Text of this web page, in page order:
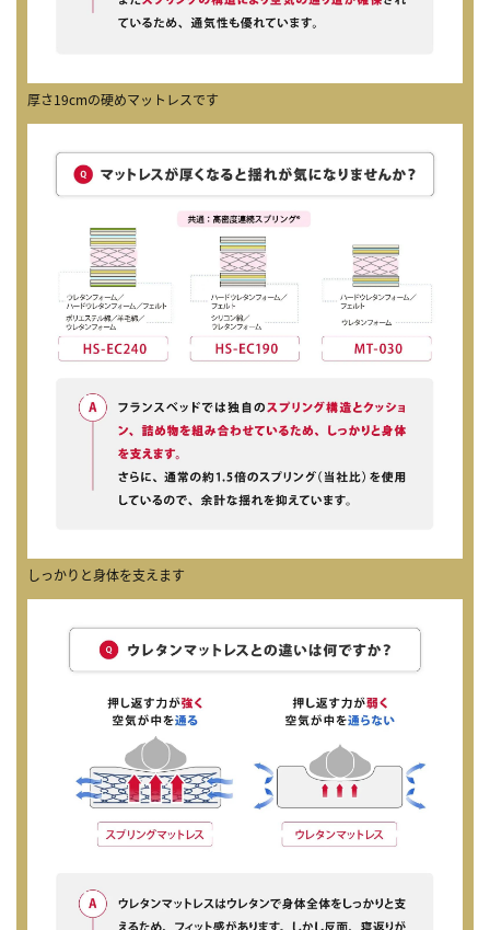
厚さ19cmの硬めマットレスです
しっかりと身体を支えます